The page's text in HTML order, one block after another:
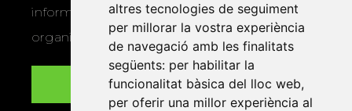
altres tecnologies de seguiment
per millorar la vostra experiència
de navegació amb les finalitats
següents: per habilitar la
funcionalitat bàsica del lloc web,
per oferir una millor experiència al
informació sobre els actes i activitats que
organitza la Xarxa Vives.